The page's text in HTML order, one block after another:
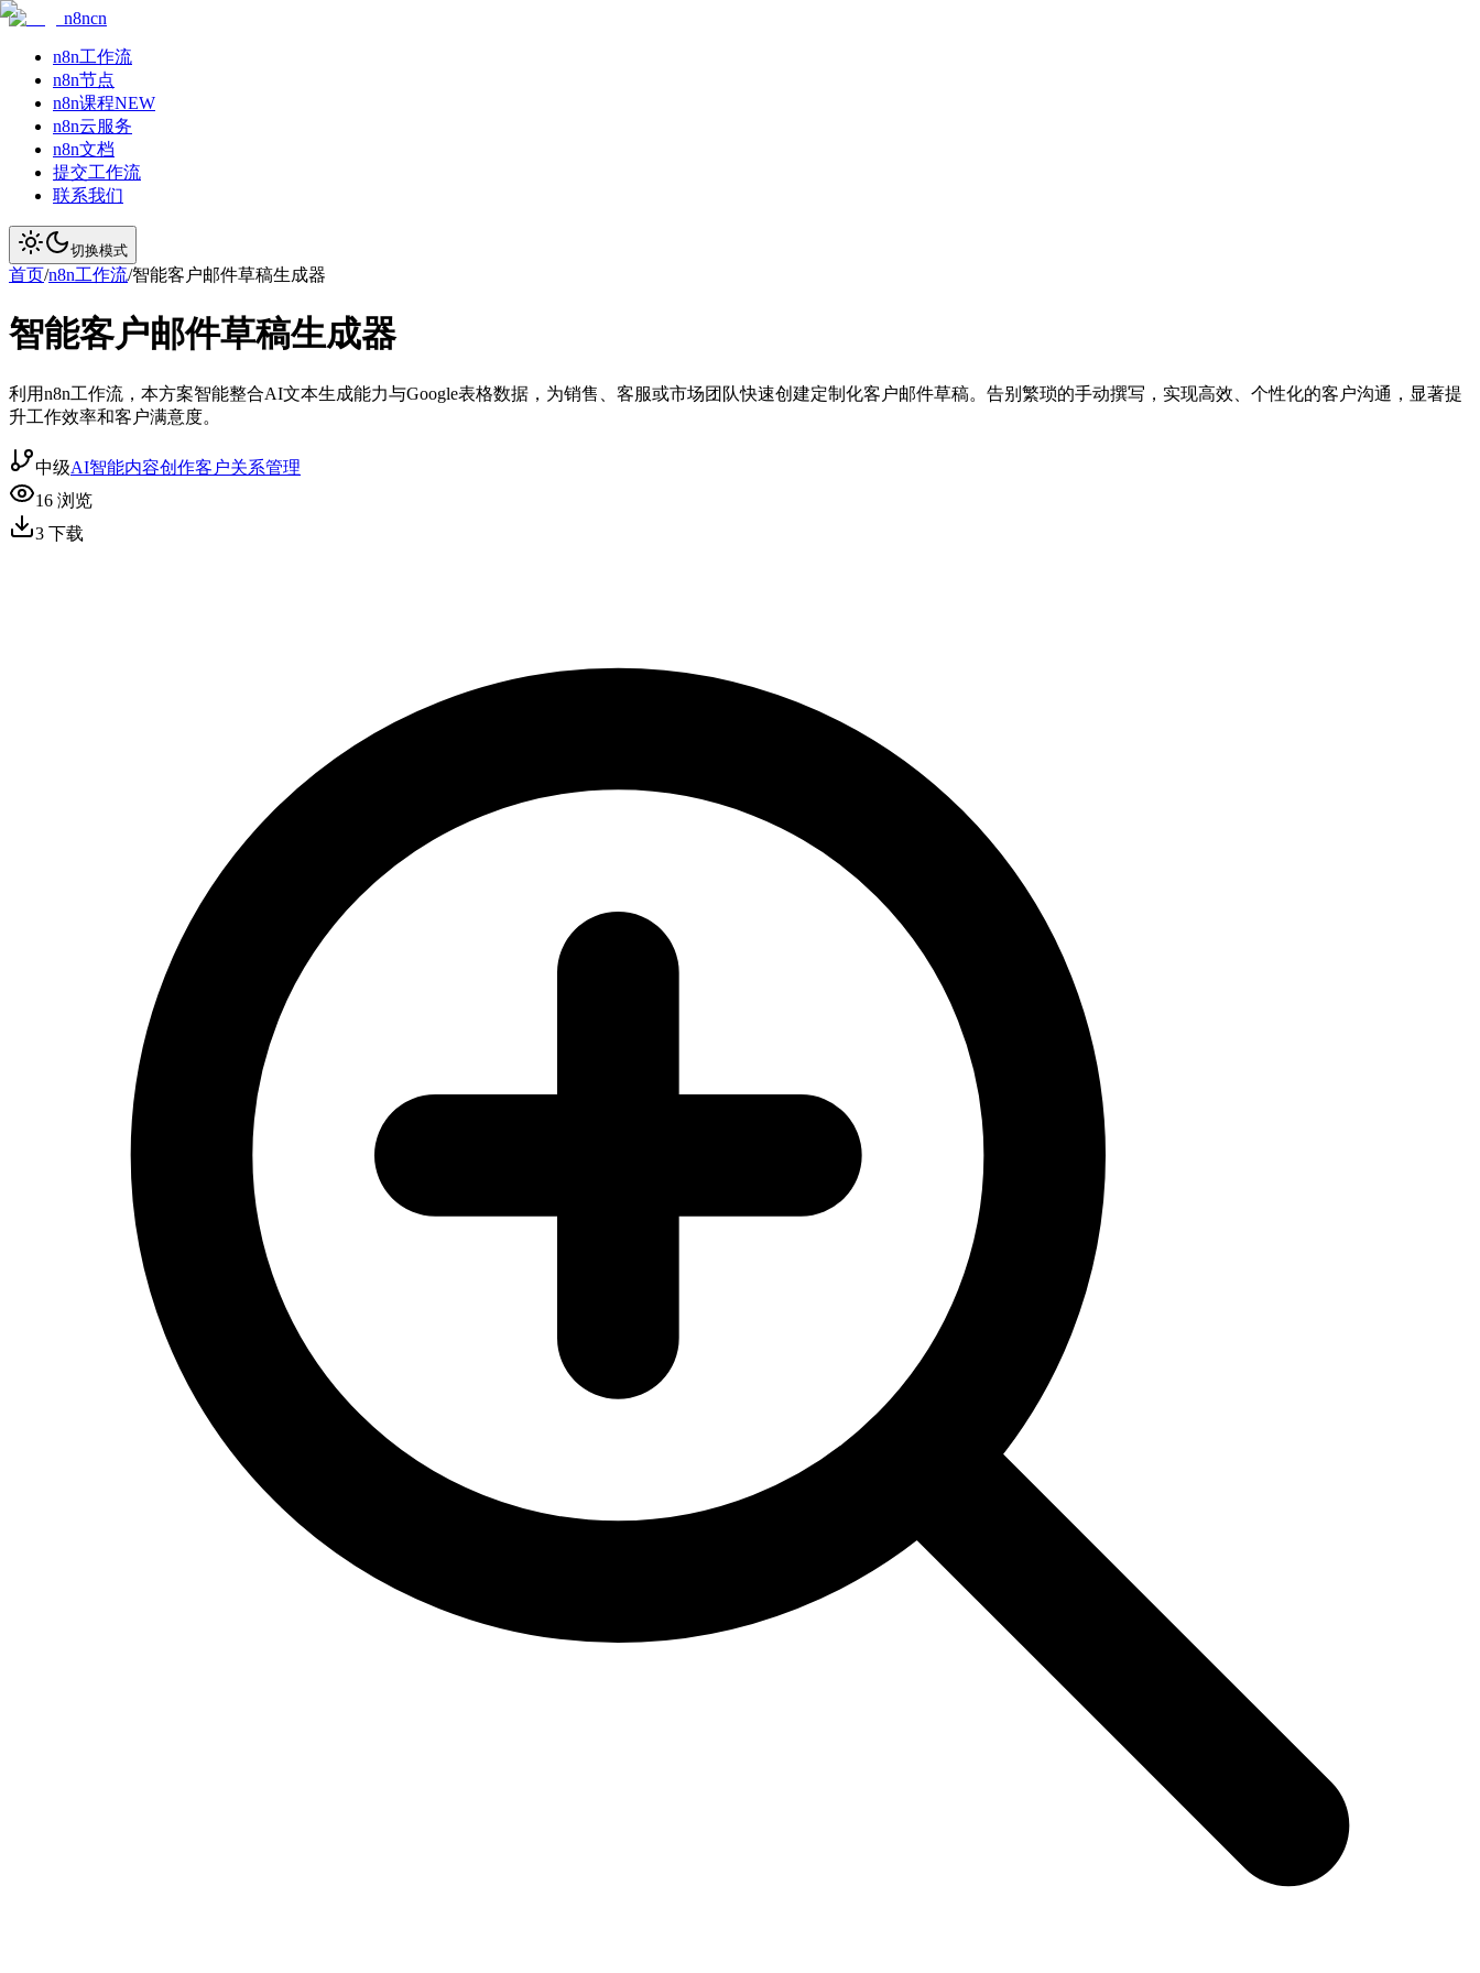
n8ncn
n8n工作流
n8n节点
n8n课程NEW
n8n云服务
n8n文档
提交工作流
联系我们
切换模式
首页/n8n工作流/智能客户邮件草稿生成器
智能客户邮件草稿生成器
利用n8n工作流，本方案智能整合AI文本生成能力与Google表格数据，为销售、客服或市场团队快速创建定制化客户邮件草稿。告别繁琐的手动撰写，实现高效、个性化的客户沟通，显著提
升工作效率和客户满意度。
中级AI智能内容创作客户关系管理
16 浏览
3 下载